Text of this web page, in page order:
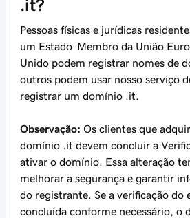
.it?
Pessoas físicas e jurídicas
um Estado-Membro da União
Unido podem registrar nomes de
outros podem usar nosso serviço
registrar um domínio .it.
Observação: Os clientes que
domínio .it devem concluir a
ativar o domínio. Essa alteração
melhorar a segurança e garantir
do registrante. Se a verificação do
concluída conforme necessário, o